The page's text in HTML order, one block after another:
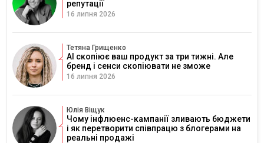
репутації
16 липня 2026
Тетяна Грищенко
AI скопіює ваш продукт за три тижні. Але
бренд і сенси скопіювати не зможе
16 липня 2026
Юлія Віщук
Чому інфлюенс-кампанії зливають бюджети
і як перетворити співпрацю з блогерами на
реальні продажі